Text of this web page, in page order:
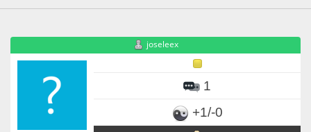
joseleex
1
+1/-0